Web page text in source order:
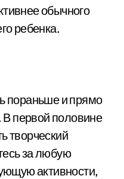
обычного
ребенка.
пораньше и прямо
В первой половине
творческий
за любую
активности,